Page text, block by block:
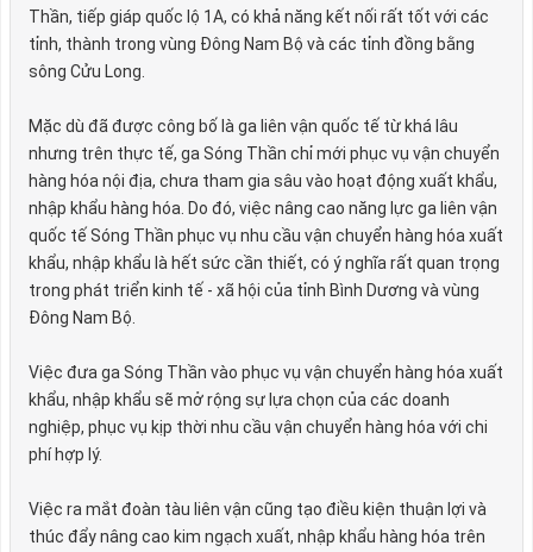
Thần, tiếp giáp quốc lộ 1A, có khả năng kết nối rất tốt với các
tỉnh, thành trong vùng Đông Nam Bộ và các tỉnh đồng bằng
sông Cửu Long.
Mặc dù đã được công bố là ga liên vận quốc tế từ khá lâu
nhưng trên thực tế, ga Sóng Thần chỉ mới phục vụ vận chuyển
hàng hóa nội địa, chưa tham gia sâu vào hoạt động xuất khẩu,
nhập khẩu hàng hóa. Do đó, việc nâng cao năng lực ga liên vận
quốc tế Sóng Thần phục vụ nhu cầu vận chuyển hàng hóa xuất
khẩu, nhập khẩu là hết sức cần thiết, có ý nghĩa rất quan trọng
trong phát triển kinh tế - xã hội của tỉnh Bình Dương và vùng
Đông Nam Bộ.
Việc đưa ga Sóng Thần vào phục vụ vận chuyển hàng hóa xuất
khẩu, nhập khẩu sẽ mở rộng sự lựa chọn của các doanh
nghiệp, phục vụ kịp thời nhu cầu vận chuyển hàng hóa với chi
phí hợp lý.
Việc ra mắt đoàn tàu liên vận cũng tạo điều kiện thuận lợi và
thúc đẩy nâng cao kim ngạch xuất, nhập khẩu hàng hóa trên